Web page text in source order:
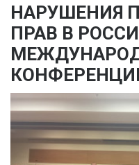
НАРУШЕНИЯ
ПРАВ В